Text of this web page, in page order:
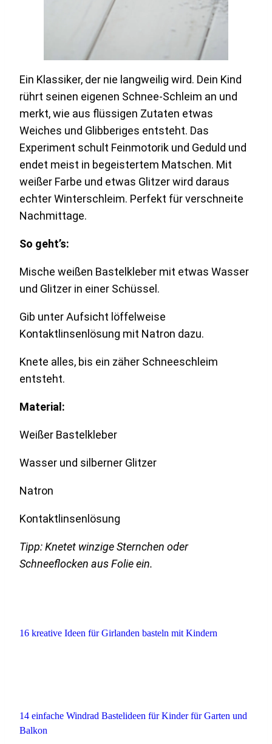
Ein Klassiker, der nie langweilig wird. Dein Kind
rührt seinen eigenen Schnee-Schleim an und
merkt, wie aus flüssigen Zutaten etwas
Weiches und Glibberiges entsteht. Das
Experiment schult Feinmotorik und Geduld und
endet meist in begeistertem Matschen. Mit
weißer Farbe und etwas Glitzer wird daraus
echter Winterschleim. Perfekt für verschneite
Nachmittage.
So geht’s:
Mische weißen Bastelkleber mit etwas Wasser
und Glitzer in einer Schüssel.
Gib unter Aufsicht löffelweise
Kontaktlinsenlösung mit Natron dazu.
Knete alles, bis ein zäher Schneeschleim
entsteht.
Material:
Weißer Bastelkleber
Wasser und silberner Glitzer
Natron
Kontaktlinsenlösung
Tipp: Knetet winzige Sternchen oder
Schneeflocken aus Folie ein.
16 kreative Ideen für Girlanden basteln mit Kindern
14 einfache Windrad Bastelideen für Kinder für Garten und
Balkon